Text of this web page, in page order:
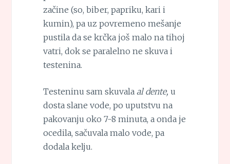
začine (so, biber, papriku, kari i
kumin), pa uz povremeno mešanje
pustila da se krčka još malo na tihoj
vatri, dok se paralelno ne skuva i
testenina.
Testeninu sam skuvala al dente, u
dosta slane vode, po uputstvu na
pakovanju oko 7-8 minuta, a onda je
ocedila, sačuvala malo vode, pa
dodala kelju.